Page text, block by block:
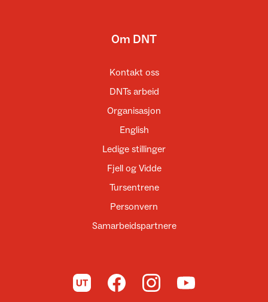
Om DNT
Kontakt oss
DNTs arbeid
Organisasjon
English
Ledige stillinger
Fjell og Vidde
Tursentrene
Personvern
Samarbeidspartnere
Til UT.no Til DNT på Facebook
Til DNT på Instagram
Til DNT på YouTube